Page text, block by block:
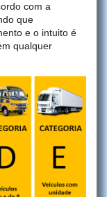
com a
que
e o intuito é
qualquer